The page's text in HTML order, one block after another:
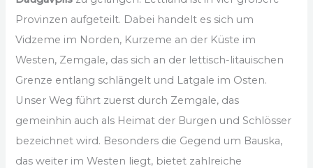
Provinzen aufgeteilt. Dabei handelt es sich um
Vidzeme im Norden, Kurzeme an der Küste im
Westen, Zemgale, das sich an der lettisch-litauischen
Grenze entlang schlängelt und Latgale im Osten.
Unser Weg führt zuerst durch Zemgale, das
gemeinhin auch als Heimat der Burgen und Schlösser
bezeichnet wird. Besonders die Gegend um Bauska,
das weiter im Westen liegt, bietet zahlreiche